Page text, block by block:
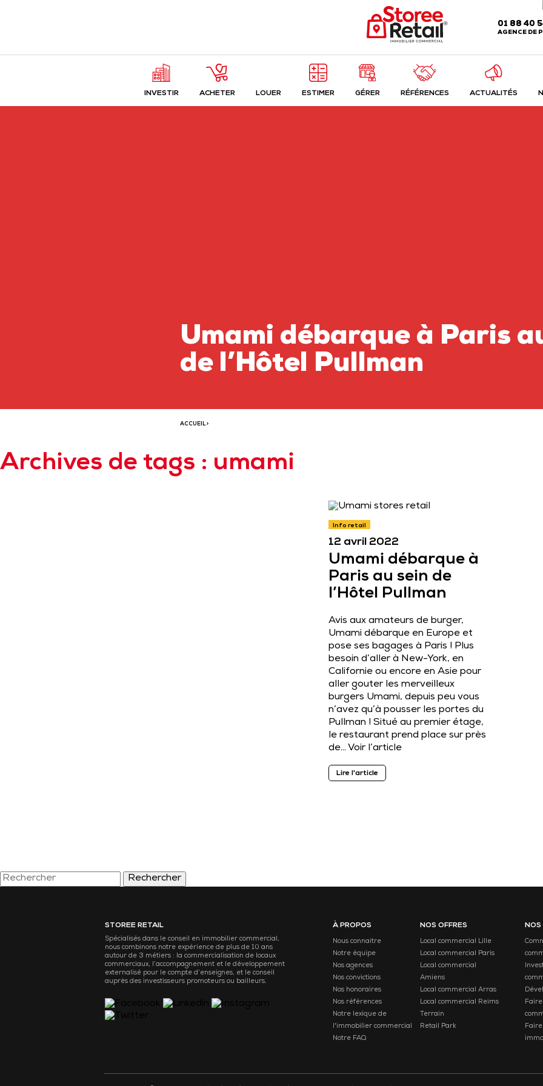
01 88 40
AGENCE DE
INVESTIR ACHETER LOUER ESTIMER GÉRER RÉFÉRENCES ACTUALITÉS
Umami débarque à Paris
de l’Hôtel Pullman
ACCUEIL>
Archives de tags : umami
Info retail
12 avril 2022
Umami débarque à
Paris au sein de
l’Hôtel Pullman
Avis aux amateurs de burger,
Umami débarque en Europe et
pose ses bagages à Paris ! Plus
besoin d’aller à New-York, en
Californie ou encore en Asie pour
aller gouter les merveilleux
burgers Umami, depuis peu vous
n’avez qu’à pousser les portes du
Pullman ! Situé au premier étage,
le restaurant prend place sur près
de… Voir l’article
Lire l'article
Rechercher
STOREE RETAIL
Spécialisés dans le conseil en immobilier commercial,
nous combinons notre expérience de plus de 10 ans
autour de 3 métiers : la commercialisation de locaux
commerciaux, l’accompagnement et le développement
externalisé pour le compte d’enseignes, et le conseil
auprès des investisseurs promoteurs ou bailleurs.
À PROPOS
Nous connaitre
Notre équipe
Nos agences
Nos convictions
Nos honoraires
Nos références
Notre lexique de
l'immobilier commercial
Notre FAQ
NOS OFFRES
Local commercial Lille
Local commercial Paris
Local commercial
Amiens
Local commercial Arras
Local commercial Reims
Terrain
Retail Park
NOS